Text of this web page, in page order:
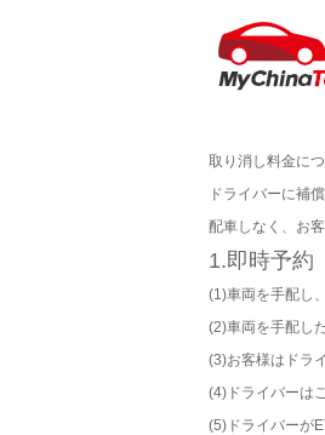
取り消し料金に
ドライバーに補
配車しなく、お
1.即時予約
(1)車両を手配し
(2)車両を手配し
(3)お客様はドラ
(4)ドライバーは
(5)ドライバーが